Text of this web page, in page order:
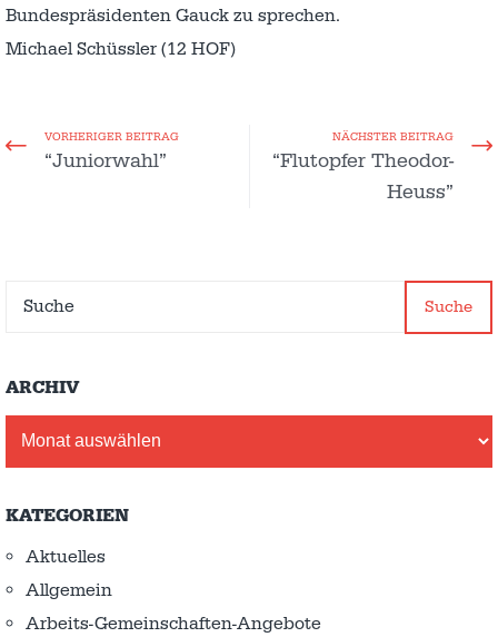
Bundespräsidenten Gauck zu sprechen.
Michael Schüssler (12 HOF)
VORHERIGER BEITRAG
“Juniorwahl”
NÄCHSTER BEITRAG
“Flutopfer Theodor-
Heuss”
Suche
ARCHIV
KATEGORIEN
Aktuelles
Allgemein
Arbeits-Gemeinschaften-Angebote